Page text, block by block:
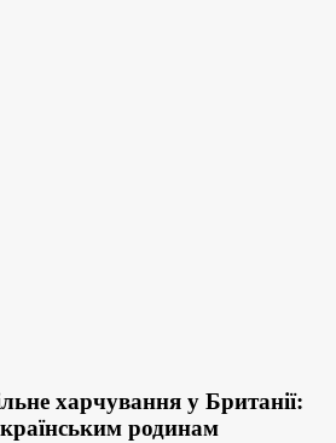
харчування у Британії:
родинам